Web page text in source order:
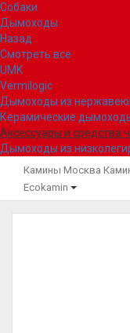
Собаки
Дымоходы
Назад
Смотреть все
UMK
Vermilogic
Дымоходы из
Керамические
Аксессуары и средства
Дымоходы из
Камины Москва
Ecokamin